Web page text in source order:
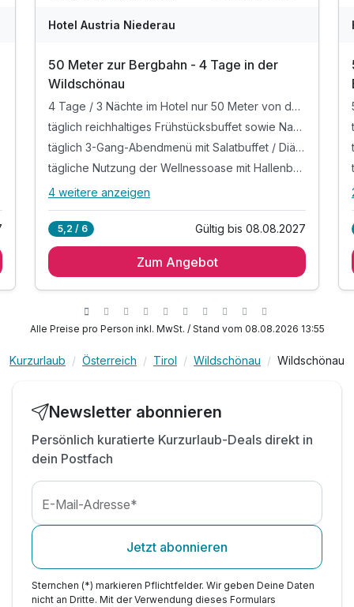
Hotel Austria Niederau
50 Meter zur Bergbahn - 4 Tage in der
Wildschönau
4 Tage / 3 Nächte im Hotel nur 50 Meter von der Markbachjochbahn
täglich reichhaltiges Frühstücksbuffet sowie Nachmittagssnack
täglich 3-Gang-Abendmenü mit Salatbuffet / Diätküche auf Anfrage (1 x wöchentlich Bauernbuffet)
tägliche Nutzung der Wellnessoase mit Hallenbad (7-19 Uhr), Sauna (16-19 Uhr, auf Anfrage), Dampfbad, Infrarotkabine und Ruheraum
Alle Inklusivleistungen
Markbachjochbahn
täglich reichhaltiges Frühstücksbuffet sowie
täglich 3-Gang-Abendmenü mit Salatbuffet /
Diätküche auf Anfrage (1 x wöchentlich
tägliche Nutzung der Wellnessoase mit
Anfrage), Dampfbad, Infrarotkabine und
Ruheraum
Wildschönau Card mit Inklusivleistungen oder
Ermäßigungen, unter anderem geführten
WLAN im gesamten Hotel
4 weitere anzeigen
5,2 / 6 Gültig bis 08.08.2027
Zum Angebot
Alle Preise pro Person inkl. MwSt. / Stand vom 08.08.2026 13:55
Kurzurlaub Österreich Tirol Wildschönau Wildschönau
Newsletter abonnieren
Persönlich kuratierte Kurzurlaub-Deals direkt in
dein Postfach
E-Mail-Adresse*
Jetzt abonnieren
Sternchen (*) markieren Pflichtfelder. Wir geben Deine Daten
nicht an Dritte. Mit der Verwendung dieses Formulars